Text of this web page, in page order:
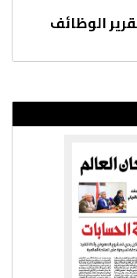
الوظائف